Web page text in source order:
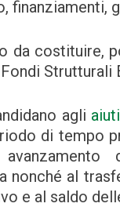
finanziamenti,
da costituire,
Strutturali
agli aiuti
di tempo
nonché al
e al saldo